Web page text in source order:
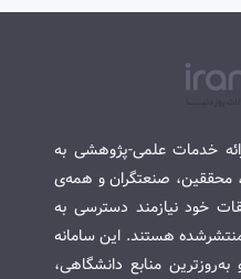
خدمات علمی-پژوهشی به
محققین، صنعتگران و همه‌ی
خود نیازمند دسترسی به
هستند. این سامانه
منابع دانشگاهی،